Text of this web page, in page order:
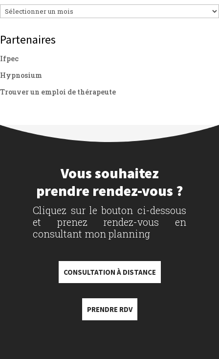
Archives
Partenaires
Ifpec
Hypnosium
Trouver un emploi de thérapeute
Vous souhaitez
prendre rendez-vous ?
Cliquez sur le bouton ci-dessous
et prenez rendez-vous en
consultant mon planning
CONSULTATION À DISTANCE
PRENDRE RDV